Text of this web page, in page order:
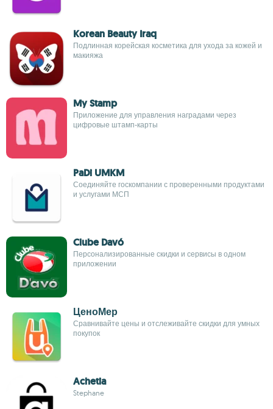
Korean Beauty Iraq
Подлинная корейская косметика для ухода за кожей и
макияжа
My Stamp
Приложение для управления наградами через
цифровые штамп-карты
PaDi UMKM
Соединяйте госкомпании с проверенными продуктами
и услугами МСП
Clube Davó
Персонализированные скидки и сервисы в одном
приложении
ЦеноМер
Сравнивайте цены и отслеживайте скидки для умных
покупок
Achetia
Stephane